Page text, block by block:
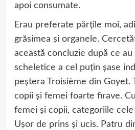
apoi consumate.
Erau preferate părțile moi,
grăsimea și organele.
această concluzie după ce
scheletice a cel puțin șase
peștera Troisième din Goyet.
copii și femei foarte firave.
femei și copii, categoriile
Ușor de prins și ucis. Patru